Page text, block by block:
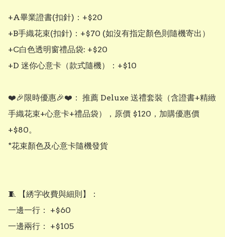
+A畢業證書(扣針)：+$20
+B手織花束(扣針)：+$70 (如沒有指定顏色則隨機寄出）
+C白色透明窗禮品袋: +$20
+D 迷你心意卡（款式隨機）：+$10
❤️🎉限時優惠🎉❤️： 推薦 Deluxe 送禮套裝（含證書+精緻
手織花束+心意卡+禮品袋），原價 $120，加購優惠價
+$80。
*花束顏色及心意卡隨機發貨
​🧵 【綉字收費與細則】：
​一邊一行： +$60
​一邊兩行： +$105